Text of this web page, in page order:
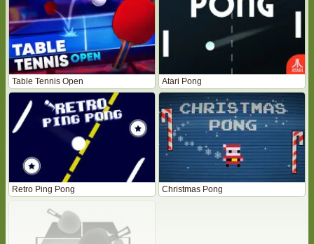
Table Tennis Open Atari Pong
Retro Ping Pong Christmas Pong